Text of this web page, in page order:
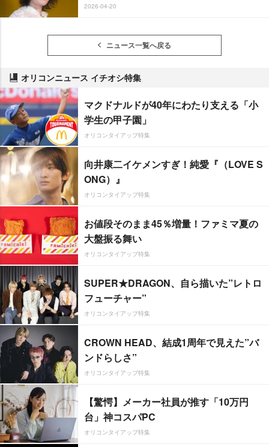
2026-04-20
ニュース一覧へ戻る
オリコンニュース イチオシ特集
マクドナルドが40年にわたり支える「小
学生の甲子園」
オリコンタイアップ特集
向井康二イケメンすぎ！純愛『（LOVE S
ONG）』
オリコンタイアップ特集
お値段そのまま45％増量！ファミマ夏の
大盤振る舞い
オリコンタイアップ特集
SUPER★DRAGON、自ら描いた”レトロ
フューチャー”
オリコンタイアップ特集
CROWN HEAD、結成1周年で見えた”バ
ンドらしさ”
オリコンタイアップ特集
【驚愕】メーカー社員が推す「10万円
台」神コスパPC
オリコンタイアップ特集